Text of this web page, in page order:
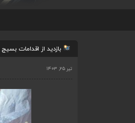
بازدید از اقدامات
تیر ۲۵, ۱۴۰۳